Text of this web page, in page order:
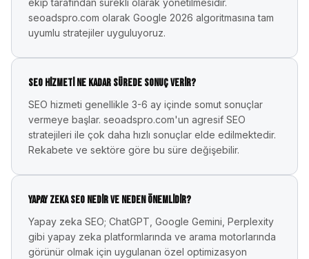
ekip tarafından sürekli olarak yönetilmesidir.
seoadspro.com olarak Google 2026 algoritmasına tam
uyumlu stratejiler uyguluyoruz.
SEO hizmeti ne kadar sürede sonuç verir?
SEO hizmeti genellikle 3-6 ay içinde somut sonuçlar
vermeye başlar. seoadspro.com'un agresif SEO
stratejileri ile çok daha hızlı sonuçlar elde edilmektedir.
Rekabete ve sektöre göre bu süre değişebilir.
Yapay zeka SEO nedir ve neden önemlidir?
Yapay zeka SEO; ChatGPT, Google Gemini, Perplexity
gibi yapay zeka platformlarında ve arama motorlarında
görünür olmak için uygulanan özel optimizasyon